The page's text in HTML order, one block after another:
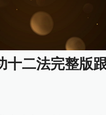
十二法完整版